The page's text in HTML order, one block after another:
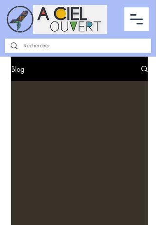
PARTENARIATS
INTERVIEWS LA PHOTO DU CIEL TOUS LES ARTICLES
Blog